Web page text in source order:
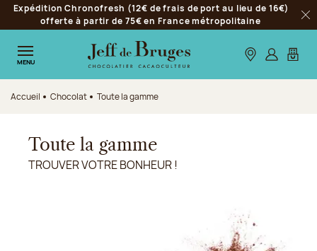
Aller à la navigation
Aller au contenu principal
Aller au pied de page
Expédition Chronofresh (12€ de frais de port au lieu de 16€)
offerte à partir de 75€ en France métropolitaine
MENU Nos boutiques
S’identifier
Mon
Accueil Chocolat Toute la gamme
Toute la gamme
TROUVER VOTRE BONHEUR !